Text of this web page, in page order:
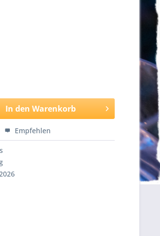
In den Warenkorb
Empfehlen